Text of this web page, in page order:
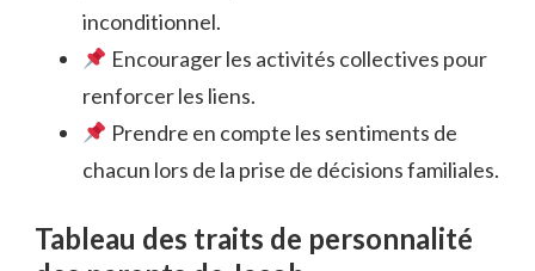
inconditionnel.
Encourager les activités collectives pour
renforcer les liens.
Prendre en compte les sentiments de
chacun lors de la prise de décisions familiales.
Tableau des traits de personnalité